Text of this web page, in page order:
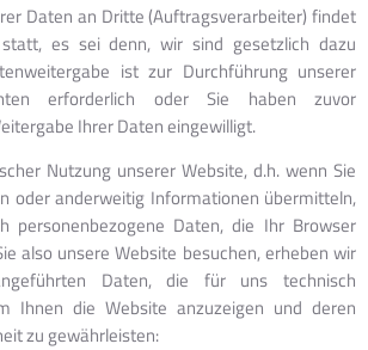
Daten an Dritte (Auftragsverarbeiter) findet
es sei denn, wir sind gesetzlich dazu
ist zur Durchführung unserer
erforderlich oder Sie haben zuvor
Ihrer Daten eingewilligt.
Nutzung unserer Website, d.h. wenn Sie
oder anderweitig Informationen übermitteln,
personenbezogene Daten, die Ihr Browser
also unsere Website besuchen, erheben wir
Daten, die für uns technisch
Ihnen die Website anzuzeigen und deren
zu gewährleisten: